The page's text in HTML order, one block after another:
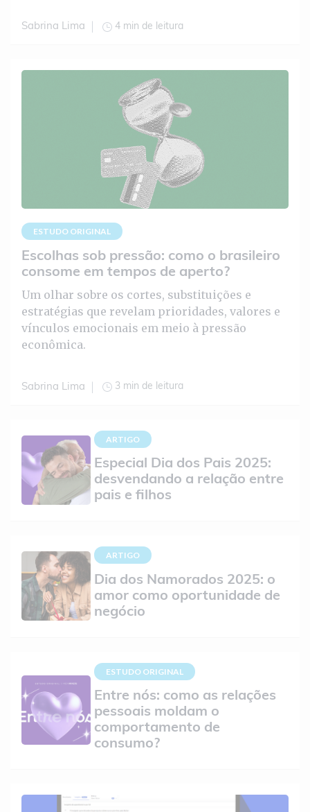
Sabrina Lima 4 min de leitura
ESTUDO ORIGINAL
Escolhas sob pressão: como o brasileiro
consome em tempos de aperto?
Um olhar sobre os cortes, substituições e
estratégias que revelam prioridades, valores e
vínculos emocionais em meio à pressão
econômica.
Sabrina Lima 3 min de leitura
ARTIGO
Especial Dia dos Pais 2025:
desvendando a relação entre
pais e filhos
ARTIGO
Dia dos Namorados 2025: o
amor como oportunidade de
negócio
ESTUDO ORIGINAL
Entre nós: como as relações
pessoais moldam o
comportamento de
consumo?